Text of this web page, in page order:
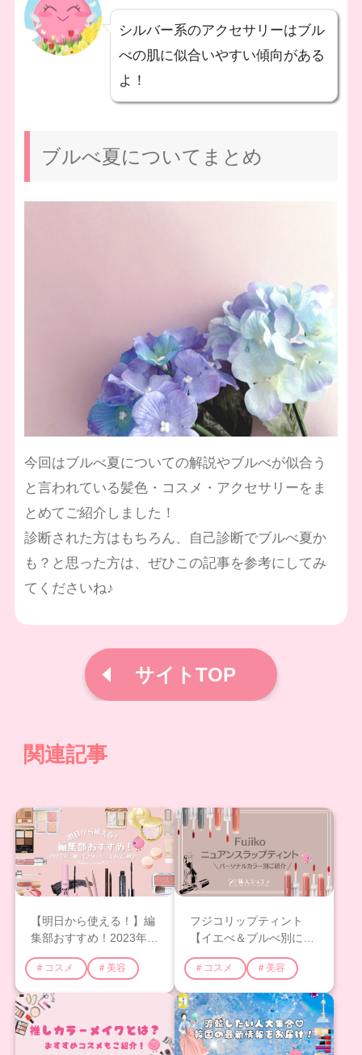
シルバー系のアクセサリーはブル
べの肌に似合いやすい傾向がある
よ！
ブルべ夏についてまとめ
今回はブルべ夏についての解説やブルべが似合う
と言われている髪色・コスメ・アクセサリーをま
とめてご紹介しました！
診断された方はもちろん、自己診断でブルべ夏か
も？と思った方は、ぜひこの記事を参考にしてみ
てくださいね♪
サイトTOP
関連記事
【明日から使える！】編
集部おすすめ！2023年に
使ってよかったベストコ
スメのご紹介♡
＃コスメ ＃美容
フジコリップティント
【イエべ＆ブルべ別に紹
介】人気色や使用シーン
のレポも！
＃コスメ ＃美容